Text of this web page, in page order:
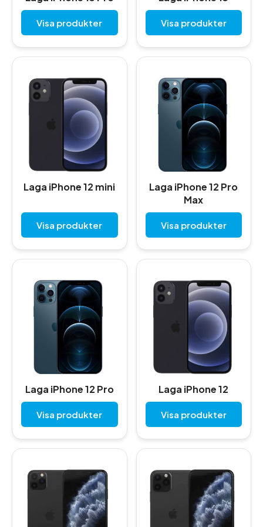
Visa produkter Visa produkter
Laga iPhone 12 mini
Visa produkter
Laga iPhone 12 Pro
Max
Visa produkter
Laga iPhone 12 Pro
Visa produkter
Laga iPhone 12
Visa produkter